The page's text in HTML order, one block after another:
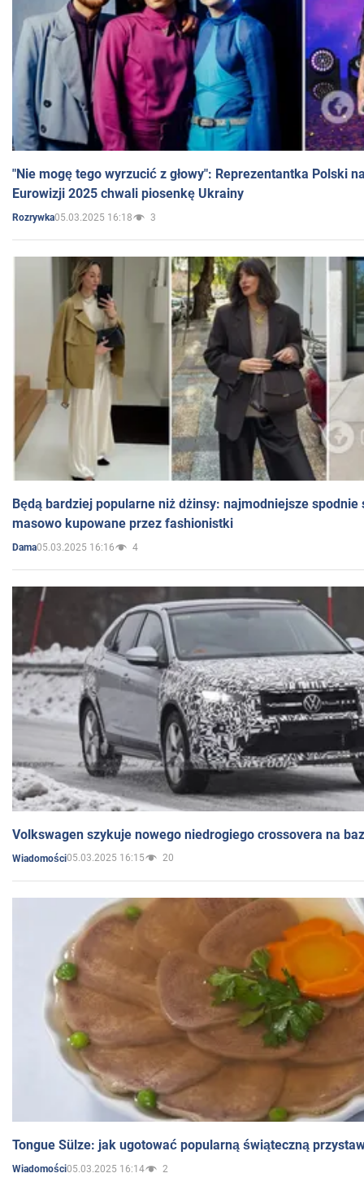
"Nie mogę tego wyrzucić z głowy": Reprezentantka Polski
Eurowizji 2025 chwali piosenkę Ukrainy
Rozrywka05.03.2025 16:18 3
Będą bardziej popularne niż dżinsy: najmodniejsze spodnie
masowo kupowane przez fashionistki
Dama05.03.2025 16:16 4
Volkswagen szykuje nowego niedrogiego crossovera na
Wiadomości05.03.2025 16:15 20
Tongue Sülze: jak ugotować popularną świąteczną
Wiadomości05.03.2025 16:14 2